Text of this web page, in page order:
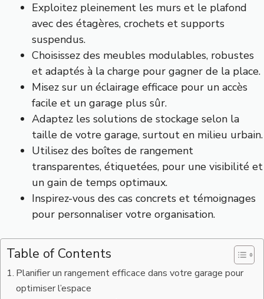
Exploitez pleinement les murs et le plafond
avec des étagères, crochets et supports
suspendus.
Choisissez des meubles modulables, robustes
et adaptés à la charge pour gagner de la place.
Misez sur un éclairage efficace pour un accès
facile et un garage plus sûr.
Adaptez les solutions de stockage selon la
taille de votre garage, surtout en milieu urbain.
Utilisez des boîtes de rangement
transparentes, étiquetées, pour une visibilité et
un gain de temps optimaux.
Inspirez-vous des cas concrets et témoignages
pour personnaliser votre organisation.
Table of Contents
Planifier un rangement efficace dans votre garage pour
optimiser l’espace